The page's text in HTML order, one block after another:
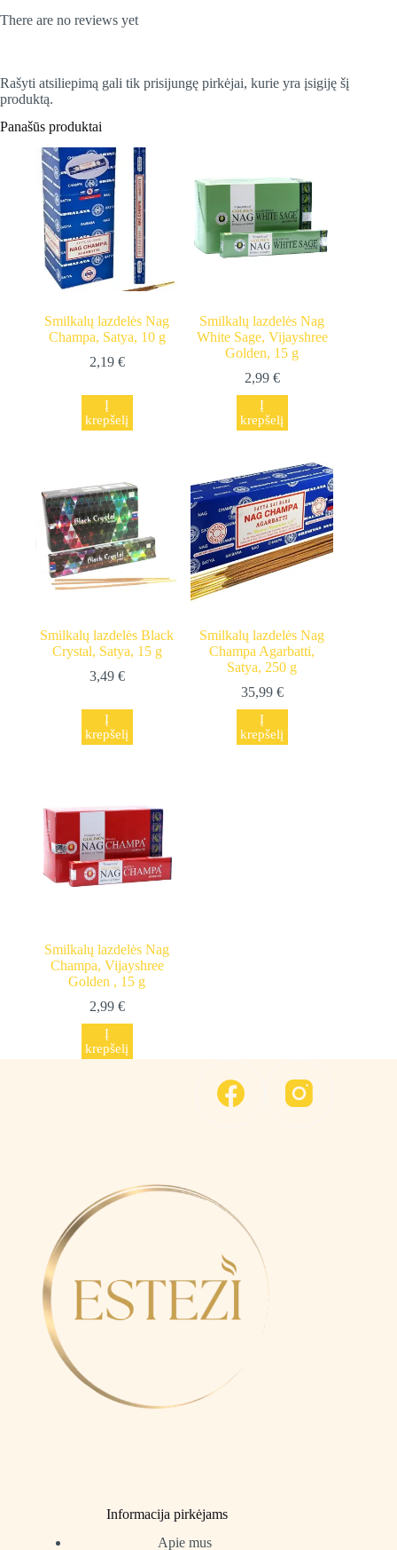
There are no reviews yet
Rašyti atsiliepimą gali tik prisijungę pirkėjai, kurie yra įsigiję šį
produktą.
Panašūs produktai
Smilkalų lazdelės Nag
Champa, Satya, 10 g
2,19 €
Į
krepšelį
Smilkalų lazdelės Nag
White Sage, Vijayshree
Golden, 15 g
2,99 €
Į
krepšelį
Smilkalų lazdelės Black
Crystal, Satya, 15 g
3,49 €
Į
krepšelį
Smilkalų lazdelės Nag
Champa Agarbatti,
Satya, 250 g
35,99 €
Į
krepšelį
Smilkalų lazdelės Nag
Champa, Vijayshree
Golden , 15 g
2,99 €
Į
krepšelį
Informacija pirkėjams
Apie mus